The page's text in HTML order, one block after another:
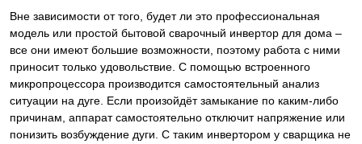
Вне зависимости от того, будет ли это профессиональная
модель или простой бытовой сварочный инвертор для дома –
все они имеют большие возможности, поэтому работа с ними
приносит только удовольствие. С помощью встроенного
микропроцессора производится самостоятельный анализ
ситуации на дуге. Если произойдёт замыкание по каким-либо
причинам, аппарат самостоятельно отключит напряжение или
понизить возбуждение дуги. С таким инвертором у сварщика не